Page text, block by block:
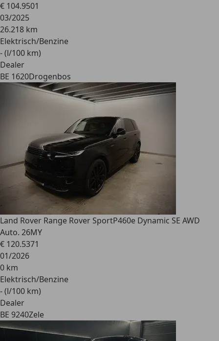
€ 104.9501
03/2025
26.218 km
Elektrisch/Benzine
- (l/100 km)
Dealer
BE 1620Drogenbos
Land Rover Range Rover SportP460e Dynamic SE AWD
Auto. 26MY
€ 120.5371
01/2026
0 km
Elektrisch/Benzine
- (l/100 km)
Dealer
BE 9240Zele